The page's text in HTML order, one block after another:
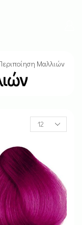
Μαλλιών